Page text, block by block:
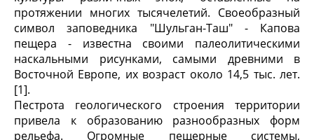
протяжении многих тысячелетий. Своеобразный
символ заповедника "Шульган-Таш" - Капова
пещера - известна своими палеолитическими
наскальными рисунками, самыми древними в
Восточной Европе, их возраст около 14,5 тыс. лет.
[1].
Пестрота геологического строения территории
привела к образованию разнообразных форм
рельефа. Огромные пещерные системы,